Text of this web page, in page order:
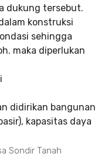
dukung tersebut.
konstruksi
sehingga
maka diperlukan
didirikan bangunan
kapasitas daya
Sondir Tanah